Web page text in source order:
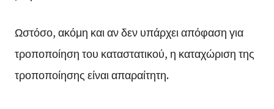
Ωστόσο, ακόμη και αν δεν υπάρχει απόφαση για
τροποποίηση του καταστατικού, η καταχώριση της
τροποποίησης είναι απαραίτητη.